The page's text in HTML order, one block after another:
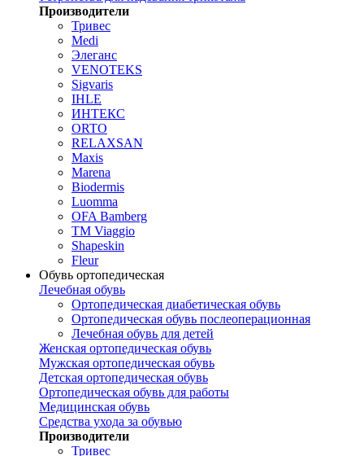
Производители
Тривес
Medi
Элеганс
VENOTEKS
Sigvaris
IHLE
ИНТЕКС
ORTO
RELAXSAN
Maxis
Marena
Biodermis
Luomma
OFA Bamberg
TM Viaggio
Shapeskin
Fleur
Обувь ортопедическая
Лечебная обувь
Ортопедическая диабетическая обувь
Ортопедическая обувь послеоперационная
Лечебная обувь для детей
Женская ортопедическая обувь
Мужская ортопедическая обувь
Детская ортопедическая обувь
Ортопедическая обувь для работы
Медицинская обувь
Средства ухода за обувью
Производители
Тривес